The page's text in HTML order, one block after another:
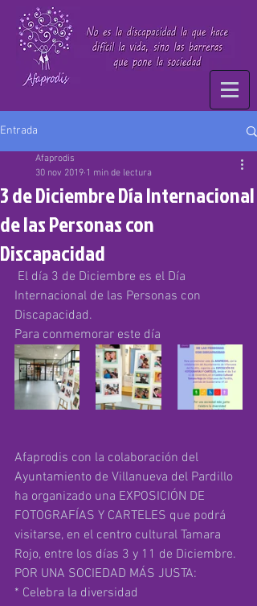
Entrada
3 de Diciembre Día Internacional
de las Personas con
Discapacidad
Afaprodis
30 nov 2019 1 min de lectura
Internacional de las Personas con
Discapacidad.
Para conmemorar este día
Afaprodis con la colaboración del
Ayuntamiento de Villanueva del Pardillo
ha organizado una EXPOSICIÓN DE
FOTOGRAFÍAS Y CARTELES que podrá
visitarse, en el centro cultural Tamara
Rojo, entre los días 3 y 11 de Diciembre.
POR UNA SOCIEDAD MÁS JUSTA:
* Celebra la diversidad